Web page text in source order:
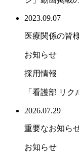
2023.09.07
医療関係の皆
お知らせ
採用情報
「看護部 リ
2026.07.29
重要なお知ら
お知らせ